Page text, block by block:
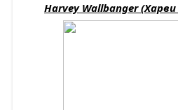
Harvey Wallbanger (Харви